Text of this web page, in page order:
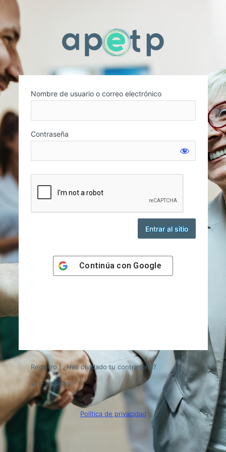
Entrar
al
sitio
Nombre de usuario o correo electrónico
Contraseña
Continúa con Google
Registro|¿Has olvidado tu contraseña?
← Ir a APETP
Política de privacidad